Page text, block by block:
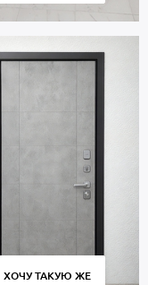
ХОЧУ ТАКУЮ ЖЕ